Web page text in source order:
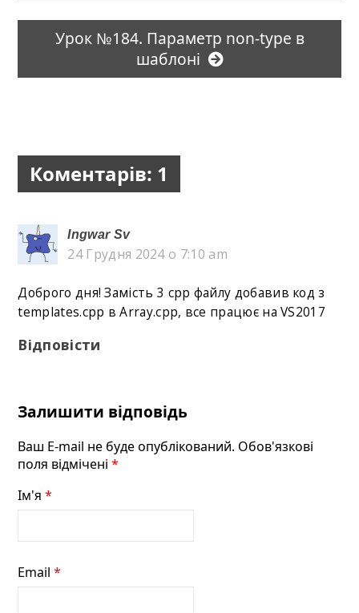
Урок №184. Параметр non-type в
шаблоні
Коментарів: 1
Ingwar Sv
24 Грудня 2024 о 7:10 am
Доброго дня! Замість 3 срр файлу добавив код з
templates.cpp в Array.cpp, все працює на VS2017
Відповісти
Залишити відповідь
Ваш E-mail не буде опублікований. Обов'язкові
поля відмічені*
Ім'я*
Email*